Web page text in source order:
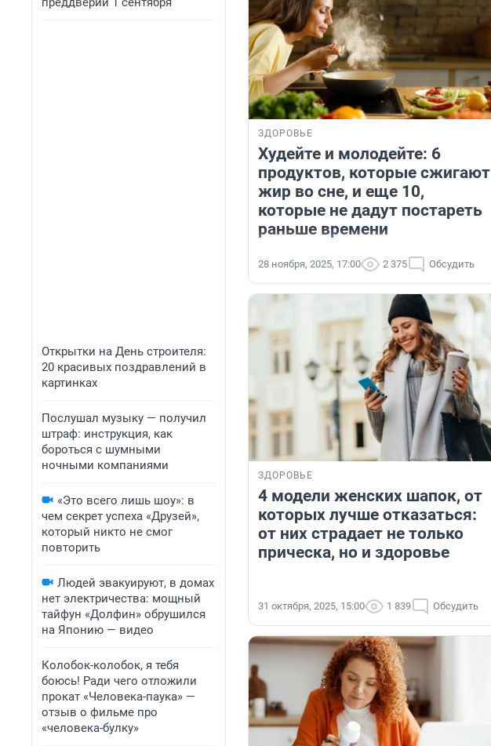
Открытки на День строителя:
20 красивых поздравлений в
картинках
Послушал музыку — получил
штраф: инструкция, как
бороться с шумными
ночными компаниями
«Это всего лишь шоу»: в
чем секрет успеха «Друзей»,
который никто не смог
повторить
Людей эвакуируют, в домах
нет электричества: мощный
тайфун «Долфин» обрушился
на Японию — видео
Колобок-колобок, я тебя
боюсь! Ради чего отложили
прокат «Человека-паука» —
отзыв о фильме про
«человека-булку»
ЗДОРОВЬЕ
Худейте и молодейте: 6
продуктов, которые сжигают
жир во сне, и еще 10,
которые не дадут постареть
раньше времени
28 ноября, 2025, 17:00 2 375 Обсудить
ЗДОРОВЬЕ
4 модели женских шапок, от
которых лучше отказаться:
от них страдает не только
прическа, но и здоровье
31 октября, 2025, 15:00 1 839 Обсудить